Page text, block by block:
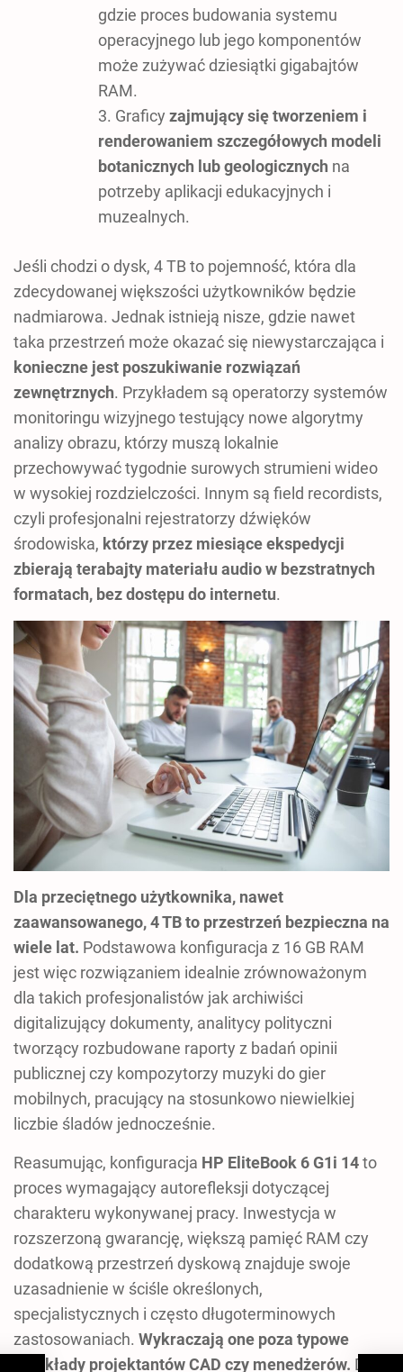
gdzie proces budowania systemu
operacyjnego lub jego komponentów
może zużywać dziesiątki gigabajtów
RAM.
Graficy zajmujący się tworzeniem i
renderowaniem szczegółowych modeli
botanicznych lub geologicznych na
potrzeby aplikacji edukacyjnych i
muzealnych.
Jeśli chodzi o dysk, 4 TB to pojemność, która dla
zdecydowanej większości użytkowników będzie
nadmiarowa. Jednak istnieją nisze, gdzie nawet
taka przestrzeń może okazać się niewystarczająca i
konieczne jest poszukiwanie rozwiązań
zewnętrznych. Przykładem są operatorzy systemów
monitoringu wizyjnego testujący nowe algorytmy
analizy obrazu, którzy muszą lokalnie
przechowywać tygodnie surowych strumieni wideo
w wysokiej rozdzielczości. Innym są field recordists,
czyli profesjonalni rejestratorzy dźwięków
środowiska, którzy przez miesiące ekspedycji
zbierają terabajty materiału audio w bezstratnych
formatach, bez dostępu do internetu.
Dla przeciętnego użytkownika, nawet
zaawansowanego, 4 TB to przestrzeń bezpieczna na
wiele lat. Podstawowa konfiguracja z 16 GB RAM
jest więc rozwiązaniem idealnie zrównoważonym
dla takich profesjonalistów jak archiwiści
digitalizujący dokumenty, analitycy polityczni
tworzący rozbudowane raporty z badań opinii
publicznej czy kompozytorzy muzyki do gier
mobilnych, pracujący na stosunkowo niewielkiej
liczbie śladów jednocześnie.
Reasumując, konfiguracja HP EliteBook 6 G1i 14to
proces wymagający autorefleksji dotyczącej
charakteru wykonywanej pracy. Inwestycja w
rozszerzoną gwarancję, większą pamięć RAM czy
dodatkową przestrzeń dyskową znajduje swoje
uzasadnienie w ściśle określonych,
specjalistycznych i często długoterminowych
zastosowaniach. Wykraczają one poza typowe
przykłady projektantów CAD czy menedżerów. Dla